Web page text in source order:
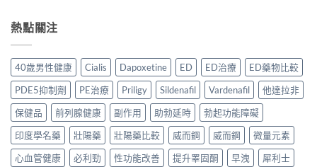
一
次
清
楚〉
中
香
家
實
測
評
價〉
中
見
用、
安
全
服
方
法
與
正
貨？
購
買
渠
道
價
錢
完
整
液
哪
買
先
安
心？
2026
年
香
港
延
熱點關注
40歲男性健康 Cialis Dapoxetine ED ED治療
ED藥物比較
PDE5抑制劑
PE治療 Priligy Sildenafil Vardenafil
他達拉非
保健品
前列腺健康 副作用 助勃延時
勃起功能障礙
印度學名藥
壯陽藥 壯陽藥比較 威而鋼 威而鋼
微量元素
心血管健康
必利勁 性功能改善 提升睪固酮 早洩 犀利士